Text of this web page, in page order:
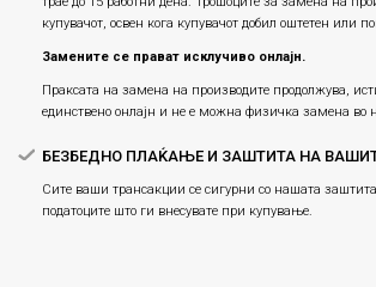
купувачот, освен кога купувачот добил оштетен или
Замените се прават исклучиво онлајн.
Праксата на замена на производите продолжува,
единствено онлајн и не е можна физичка замена во
БЕЗБЕДНО ПЛАЌАЊЕ И ЗАШТИТА НА
Сите ваши трансакции се сигурни со нашата
податоците што ги внесувате при купување.